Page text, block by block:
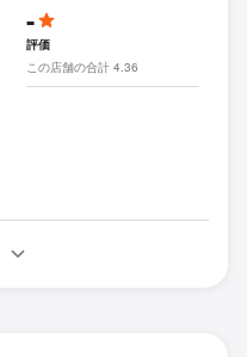
-
評価
この店舗の合計 4.36